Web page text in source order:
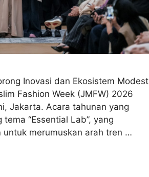
Inovasi dan Ekosistem Modest
Fashion Week (JMFW) 2026
Jakarta. Acara tahunan yang
“Essential Lab”, yang
untuk merumuskan arah tren …